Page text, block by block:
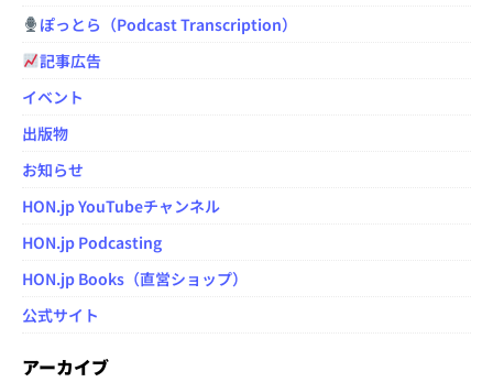
ぽっとら（Podcast Transcription）
記事広告
イベント
出版物
お知らせ
HON.jp YouTubeチャンネル
HON.jp Podcasting
HON.jp Books（直営ショップ）
公式サイト
アーカイブ